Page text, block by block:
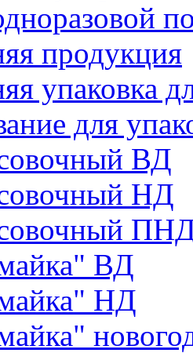
продукция
упаковка
для
ВД
НД
ВД
НД